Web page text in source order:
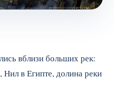
вблизи больших рек:
в Египте, долина реки